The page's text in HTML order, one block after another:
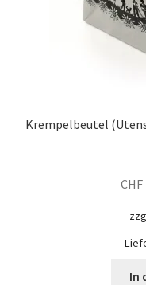
Twint – QR-Code
Widerrufsbelehrung
Krempelbeutel
CHF
In